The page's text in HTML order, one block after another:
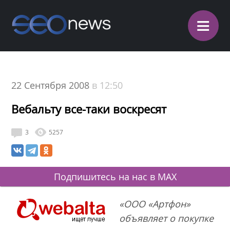
≡
22 Сентября 2008 в 12:50
Вебальту все-таки воскресят
3 5257
Подпишитесь на нас в MAX
«ООО «Артфон»
объявляет о покупке